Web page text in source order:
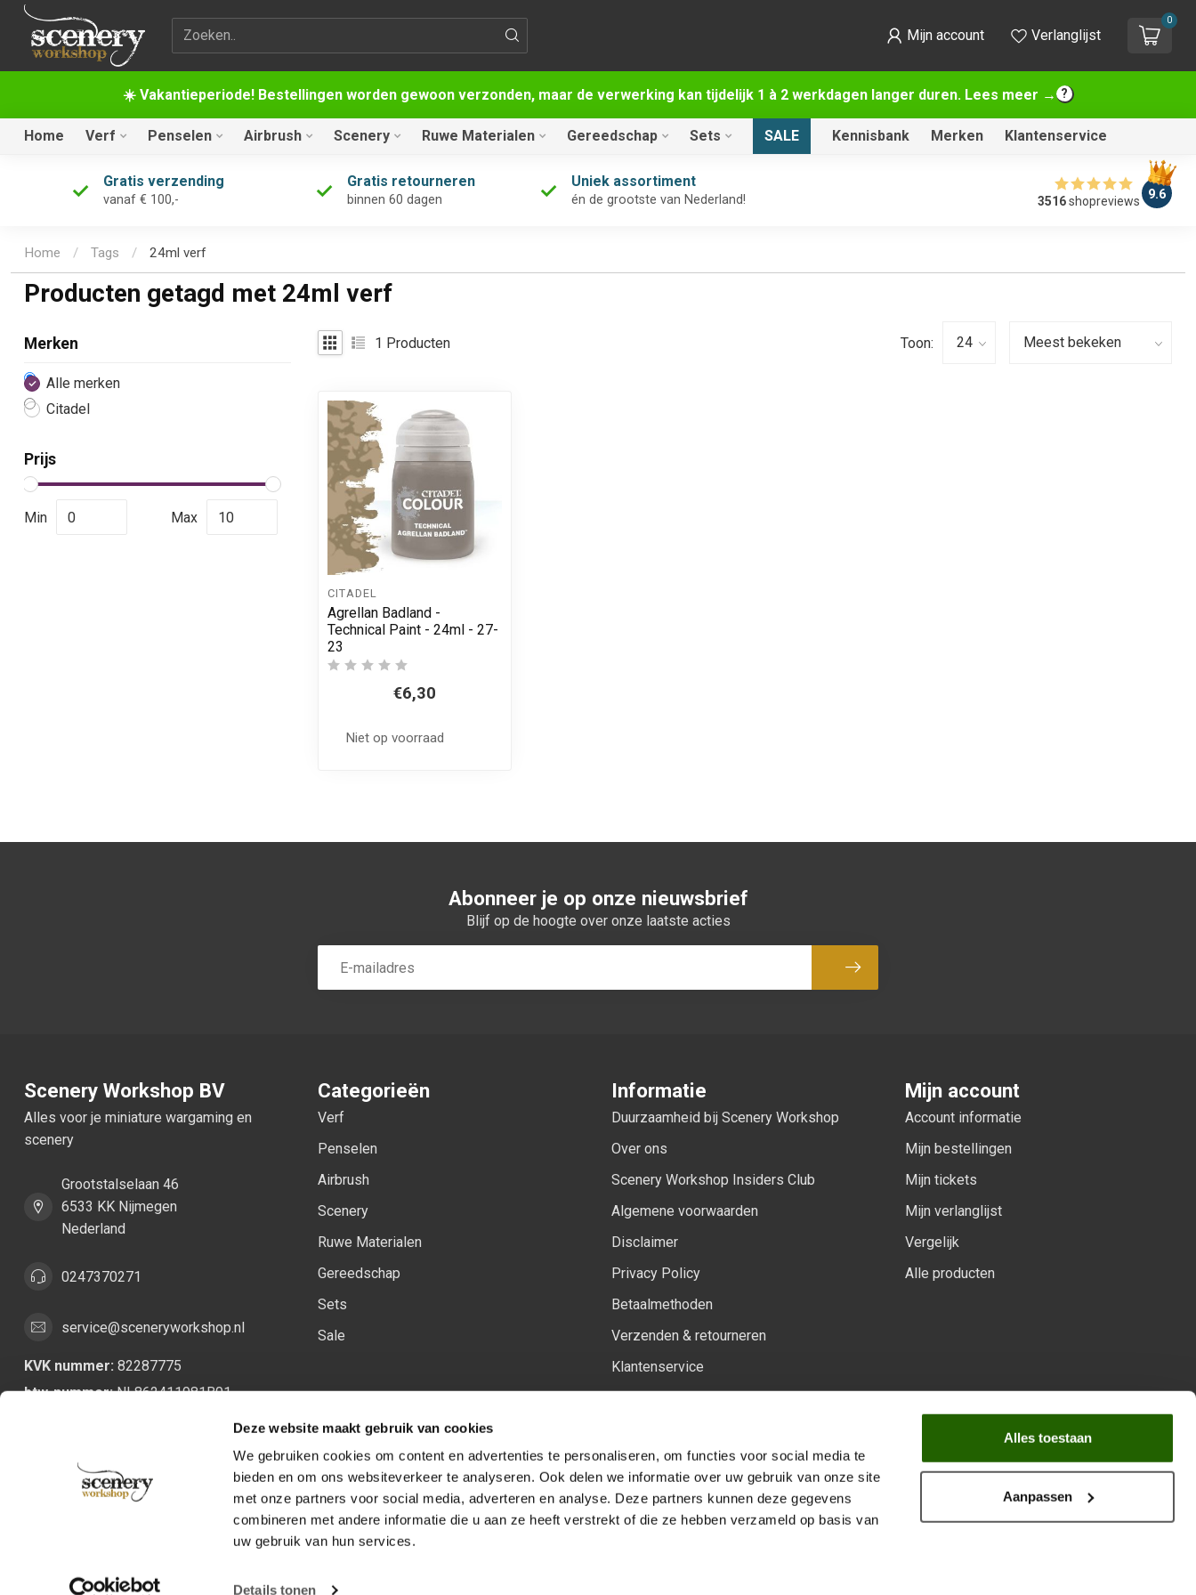
Deze website maakt gebruik van cookies
We gebruiken cookies om content en advertenties te personaliseren, om functies voor social media te
bieden en om ons websiteverkeer te analyseren. Ook delen we informatie over uw gebruik van onze site
met onze partners voor social media, adverteren en analyse. Deze partners kunnen deze gegevens
combineren met andere informatie die u aan ze heeft verstrekt of die ze hebben verzameld op basis van
uw gebruik van hun services.
Details tonen
Alles toestaan
Aanpassen
☀️ Vakantieperiode! Bestellingen worden gewoon verzonden, maar de verwerking kan tijdelijk 1 à 2 werkdagen langer duren. Lees meer →
Zoekterm Mijn account Verlanglijst
0
Home Verf Penselen Airbrush Scenery Ruwe Materialen Gereedschap Sets SALE Kennisbank Merken Klantenservice
Gratis verzending
vanaf € 100,-
Gratis retourneren
binnen 60 dagen
Uniek assortiment
én de grootste van Nederland! 3516shopreviews 9.6
Home / Tags / 24ml verf
Producten getagd met 24ml verf
Merken
Alle merken
Citadel
Prijs
Min Max
1 Producten Toon:
CITADEL
Agrellan Badland -
Technical Paint - 24ml - 27-
23
€6,30
Niet op voorraad
Abonneer je op onze nieuwsbrief
Blijf op de hoogte over onze laatste acties
Abonneer
Scenery Workshop BV
Alles voor je miniature wargaming en
scenery
Grootstalselaan 46
6533 KK Nijmegen
Nederland
0247370271
service@sceneryworkshop.nl
KVK nummer: 82287775
btw-nummer:NL862411981B01
Categorieën
Verf
Penselen
Airbrush
Scenery
Ruwe Materialen
Gereedschap
Sets
Sale
Informatie
Duurzaamheid bij Scenery Workshop
Over ons
Scenery Workshop Insiders Club
Algemene voorwaarden
Disclaimer
Privacy Policy
Betaalmethoden
Verzenden & retourneren
Klantenservice
Mijn account
Account informatie
Mijn bestellingen
Mijn tickets
Mijn verlanglijst
Vergelijk
Alle producten
Volg ons op:
Facebook
YoutubeInstagram